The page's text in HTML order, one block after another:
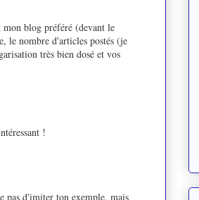
mon blog préféré (devant le
le nombre d'articles postés (je
très bien dosé et vos
!
pas d'imiter ton exemple, mais